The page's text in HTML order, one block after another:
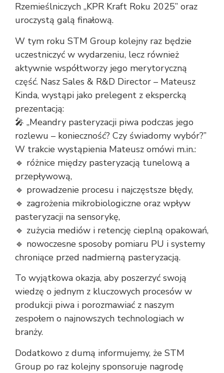
Rzemieślniczych „KPR Kraft Roku 2025” oraz
uroczystą galą finałową.
W tym roku STM Group kolejny raz będzie
uczestniczyć w wydarzeniu, lecz również
aktywnie współtworzy jego merytoryczną
część. Nasz Sales & R&D Director – Mateusz
Kinda, wystąpi jako prelegent z ekspercką
prezentacją:
🎤 „Meandry pasteryzacji piwa podczas jego
rozlewu – konieczność? Czy świadomy wybór?”
W trakcie wystąpienia Mateusz omówi m.in.:
🔹 różnice między pasteryzacją tunelową a
przepływową,
🔹 prowadzenie procesu i najczęstsze błędy,
🔹 zagrożenia mikrobiologiczne oraz wpływ
pasteryzacji na sensorykę,
🔹 zużycia mediów i retencję cieplną opakowań,
🔹 nowoczesne sposoby pomiaru PU i systemy
chroniące przed nadmierną pasteryzacją.
To wyjątkowa okazja, aby poszerzyć swoją
wiedzę o jednym z kluczowych procesów w
produkcji piwa i porozmawiać z naszym
zespołem o najnowszych technologiach w
branży.
Dodatkowo z dumą informujemy, że STM
Group po raz kolejny sponsoruje nagrodę